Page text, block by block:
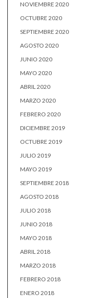
NOVIEMBRE 2020
OCTUBRE 2020
SEPTIEMBRE 2020
AGOSTO 2020
JUNIO 2020
MAYO 2020
ABRIL 2020
MARZO 2020
FEBRERO 2020
DICIEMBRE 2019
OCTUBRE 2019
JULIO 2019
MAYO 2019
SEPTIEMBRE 2018
AGOSTO 2018
JULIO 2018
JUNIO 2018
MAYO 2018
ABRIL 2018
MARZO 2018
FEBRERO 2018
ENERO 2018